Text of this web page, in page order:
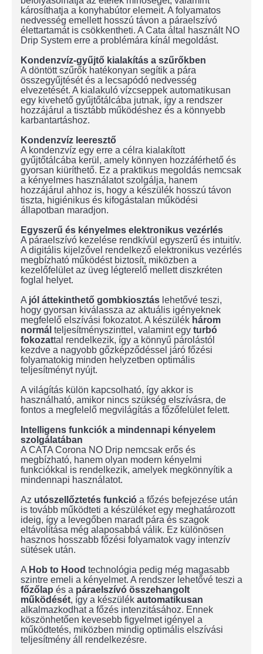
károsíthatja a konyhabútor elemeit. A folyamatos
nedvesség emellett hosszú távon a páraelszívó
élettartamát is csökkentheti. A Cata által használt NO
Drip System erre a problémára kínál megoldást.
Kondenzvíz-gyűjtő kialakítás a szűrőkben
A döntött szűrők hatékonyan segítik a pára
összegyűjtését és a lecsapódó nedvesség
elvezetését. A kialakuló vízcseppek automatikusan
egy kivehető gyűjtőtálcába jutnak, így a rendszer
hozzájárul a tisztább működéshez és a könnyebb
karbantartáshoz.
Kondenzvíz leeresztő
A kondenzvíz egy erre a célra kialakított
gyűjtőtálcába kerül, amely könnyen hozzáférhető és
gyorsan kiüríthető. Ez a praktikus megoldás nemcsak
a kényelmes használatot szolgálja, hanem
hozzájárul ahhoz is, hogy a készülék hosszú távon
tiszta, higiénikus és kifogástalan működési
állapotban maradjon.
Egyszerű és kényelmes elektronikus vezérlés
A páraelszívó kezelése rendkívül egyszerű és intuitív.
A digitális kijelzővel rendelkező elektronikus vezérlés
megbízható működést biztosít, miközben a
kezelőfelület az üveg légterelő mellett diszkréten
foglal helyet.
A jól áttekinthető gombkiosztás lehetővé teszi,
hogy gyorsan kiválassza az aktuális igényeknek
megfelelő elszívási fokozatot. A készülék három
normál teljesítményszinttel, valamint egy turbó
fokozattal rendelkezik, így a könnyű párolástól
kezdve a nagyobb gőzképződéssel járó főzési
folyamatokig minden helyzetben optimális
teljesítményt nyújt.
A világítás külön kapcsolható, így akkor is
használható, amikor nincs szükség elszívásra, de
fontos a megfelelő megvilágítás a főzőfelület felett.
Intelligens funkciók a mindennapi kényelem
szolgálatában
A CATA Corona NO Drip nemcsak erős és
megbízható, hanem olyan modern kényelmi
funkciókkal is rendelkezik, amelyek megkönnyítik a
mindennapi használatot.
Az utószellőztetés funkció a főzés befejezése után
is tovább működteti a készüléket egy meghatározott
ideig, így a levegőben maradt pára és szagok
eltávolítása még alaposabbá válik. Ez különösen
hasznos hosszabb főzési folyamatok vagy intenzív
sütések után.
A Hob to Hood technológia pedig még magasabb
szintre emeli a kényelmet. A rendszer lehetővé teszi a
főzőlap és a páraelszívó összehangolt
működését, így a készülék automatikusan
alkalmazkodhat a főzés intenzitásához. Ennek
köszönhetően kevesebb figyelmet igényel a
működtetés, miközben mindig optimális elszívási
teljesítmény áll rendelkezésre.